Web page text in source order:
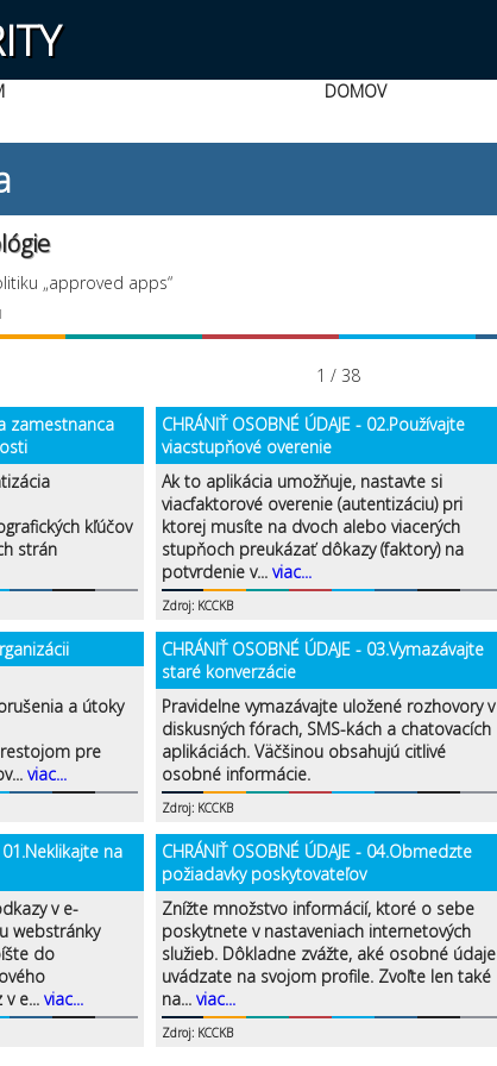
DOMOV
„approved apps“
1 / 38
zamestnanca
kľúčov
strán
a útoky
pre
viac...
01.Neklikajte na
v e-
webstránky
do
e... viac...
CHRÁNIŤ OSOBNÉ ÚDAJE - 02.Používajte
viacstupňové overenie
Ak to aplikácia umožňuje, nastavte si
viacfaktorové overenie (autentizáciu) pri
ktorej musíte na dvoch alebo viacerých
stupňoch preukázať dôkazy (faktory) na
potvrdenie v... viac...
Zdroj: KCCKB
CHRÁNIŤ OSOBNÉ ÚDAJE - 03.Vymazávajte
staré konverzácie
Pravidelne vymazávajte uložené rozhovory v
diskusných fórach, SMS-kách a chatovacích
aplikáciách. Väčšinou obsahujú citlivé
osobné informácie.
Zdroj: KCCKB
CHRÁNIŤ OSOBNÉ ÚDAJE - 04.Obmedzte
požiadavky poskytovateľov
Znížte množstvo informácií, ktoré o sebe
poskytnete v nastaveniach internetových
služieb. Dôkladne zvážte, aké osobné údaje
uvádzate na svojom profile. Zvoľte len také
na... viac...
Zdroj: KCCKB